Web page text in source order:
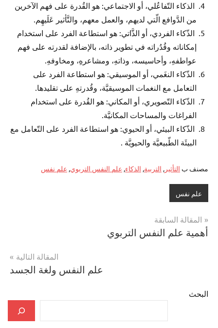
الذكاء التّفاعُلي، أو الاجتماعي: هو القُدرة على فهم الآخرين
من الدَّوافع الّتي لديهم، والعمل معهم، والتَّأثير عَلَيهِم.
الذّكاء الفردي، أو الذَّاتي: هو استطاعة الفرد على استخدام
إمكاناته وقُدُراته في تطوير ذاته، بالإضافة لقدرته على فهم
عواطفهِ، وأحاسيسه، وذاتهِ، ومشاعرهِ، ومخاوفهِ.
الذّكاء النغَمي، أو الموسيقي: هو استطاعة الفرد على
التعامل مع النغمات الموسيقيَّة، وقُدرتهِ على تقليدها.
الذّكاء التّصويري، أو المكاني: هو القُدرة على استخدام
الفراغات والمساحات المكانيَّة.
الذّكاء البيئي، أو الحيوي: هو استطاعة الفرد على التّعامل مع
البيئَة الطّبيعيَّة والحيويَّة .
مصنف ب التأثير , التربية, الذكاء, علم النفس التربوي, علم نفس
علم نفس
تصفّح
المقالات
المقالة السابقة
أهمية علم النفس التربوي
المقالة التالية
علم النفس ولغة الجسد
البحث